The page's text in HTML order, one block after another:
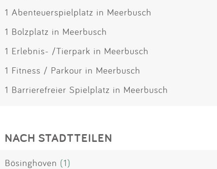
1 Abenteuerspielplatz in Meerbusch
1 Bolzplatz in Meerbusch
1 Erlebnis- /Tierpark in Meerbusch
1 Fitness / Parkour in Meerbusch
1 Barrierefreier Spielplatz in Meerbusch
NACH STADTTEILEN
Bösinghoven (1)